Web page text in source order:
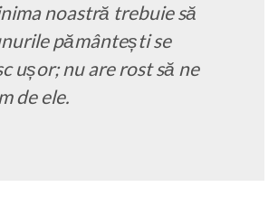
noastră trebuie să
pământești se
ușor; nu are rost să ne
de ele.